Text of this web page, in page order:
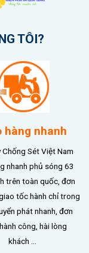
TÔI?
hàng nhanh
Chống Sét Việt Nam
nhanh phủ sóng 63
trên toàn quốc, đơn
tốc hành chỉ trong
phát nhanh, đơn
công, hài lòng
khách …